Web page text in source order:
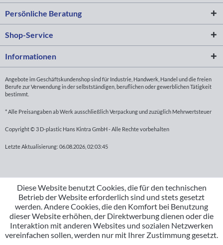
Persönliche Beratung
Shop-Service
Informationen
Angebote im Geschäftskundenshop sind für Industrie, Handwerk, Handel und die freien
Berufe zur Verwendung in der selbstständigen, beruflichen oder gewerblichen Tätigkeit
bestimmt.
* Alle Preisangaben ab Werk ausschließlich Verpackung und zuzüglich Mehrwertsteuer
Copyright © 3 D-plastic Hans Kintra GmbH - Alle Rechte vorbehalten
Letzte Aktualisierung: 06.08.2026, 02:03:45
Diese Website benutzt Cookies, die für den technischen
Betrieb der Website erforderlich sind und stets gesetzt
werden. Andere Cookies, die den Komfort bei Benutzung
dieser Website erhöhen, der Direktwerbung dienen oder die
Interaktion mit anderen Websites und sozialen Netzwerken
vereinfachen sollen, werden nur mit Ihrer Zustimmung gesetzt.